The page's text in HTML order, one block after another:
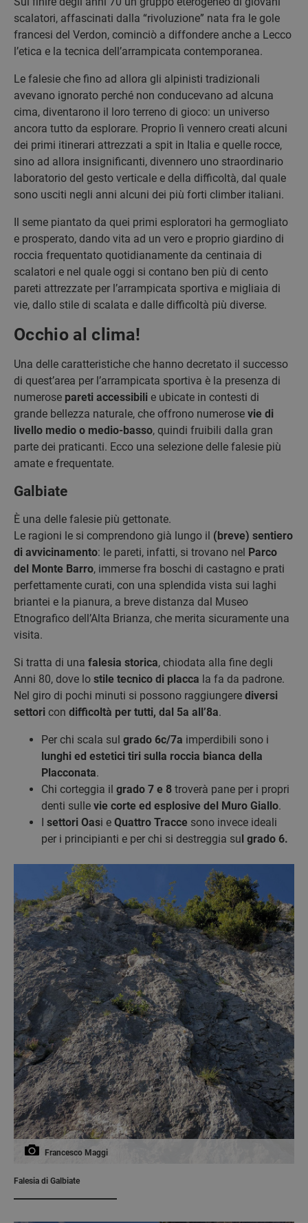
scalatori, affascinati dalla “rivoluzione” nata fra le gole
francesi del Verdon, cominciò a diffondere anche a Lecco
l’etica e la tecnica dell’arrampicata contemporanea.
Le falesie che fino ad allora gli alpinisti tradizionali
avevano ignorato perché non conducevano ad alcuna
cima, diventarono il loro terreno di gioco: un universo
ancora tutto da esplorare. Proprio lì vennero creati alcuni
dei primi itinerari attrezzati a spit in Italia e quelle rocce,
sino ad allora insignificanti, divennero uno straordinario
laboratorio del gesto verticale e della difficoltà, dal quale
sono usciti negli anni alcuni dei più forti climber italiani.
Il seme piantato da quei primi esploratori ha germogliato
e prosperato, dando vita ad un vero e proprio giardino di
roccia frequentato quotidianamente da centinaia di
scalatori e nel quale oggi si contano ben più di cento
pareti attrezzate per l’arrampicata sportiva e migliaia di
vie, dallo stile di scalata e dalle difficoltà più diverse.
Occhio al clima!
Una delle caratteristiche che hanno decretato il successo
di quest’area per l’arrampicata sportiva è la presenza di
numerose pareti accessibili e ubicate in contesti di
grande bellezza naturale, che offrono numerose vie di
livello medio o medio-basso, quindi fruibili dalla gran
parte dei praticanti. Ecco una selezione delle falesie più
amate e frequentate.
Galbiate
È una delle falesie più gettonate.
Le ragioni le si comprendono già lungo il (breve) sentiero
di avvicinamento: le pareti, infatti, si trovano nel Parco
del Monte Barro, immerse fra boschi di castagno e prati
perfettamente curati, con una splendida vista sui laghi
briantei e la pianura, a breve distanza dal Museo
Etnografico dell’Alta Brianza, che merita sicuramente una
visita.
Si tratta di una falesia storica, chiodata alla fine degli
Anni 80, dove lo stile tecnico di placca la fa da padrone.
Nel giro di pochi minuti si possono raggiungere diversi
settori con difficoltà per tutti, dal 5a all’8a.
Per chi scala sul grado 6c/7a imperdibili sono i
lunghi ed estetici tiri sulla roccia bianca della
Placconata.
Chi corteggia il grado 7 e 8 troverà pane per i propri
denti sulle vie corte ed esplosive del Muro Giallo.
I settori Oasi e Quattro Tracce sono invece ideali
per i principianti e per chi si destreggia sul grado 6.
Francesco Maggi
Falesia di Galbiate